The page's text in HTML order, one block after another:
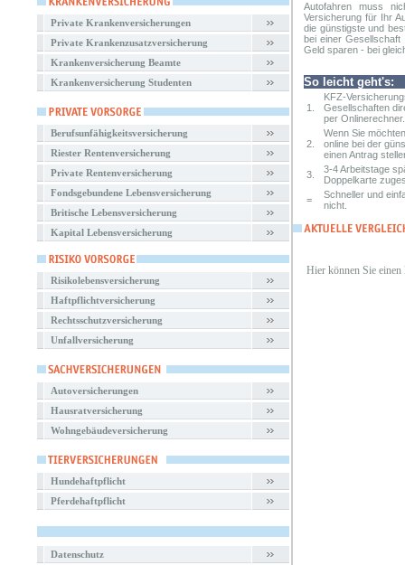
Private Krankenversicherungen
Private Krankenzusatzversicherung
Krankenversicherung Beamte
Krankenversicherung Studenten
Berufsunfähigkeitsversicherung
Riester Rentenversicherung
Private Rentenversicherung
Fondsgebundene Lebensversicherung
Britische Lebensversicherung
Kapital Lebensversicherung
Risikolebensversicherung
Haftpflichtversicherung
Rechtsschutzversicherung
Unfallversicherung
Autoversicherungen
Hausratversicherung
Wohngebäudeversicherung
Hundehaftpflicht
Pferdehaftpflicht
Datenschutz
Autofahren muss
Versicherung für Ihr
die günstigste und
bei einer
Geld sparen - bei
So leicht geht's:
1.
KFZ-
Gesellschaften
per Onlinerechner.
2.
Wenn Sie
online bei der
einen Antrag
3.
3-4 Arbeitstage
Doppelkarte
=
Schneller und
nicht.
Hier können Sie